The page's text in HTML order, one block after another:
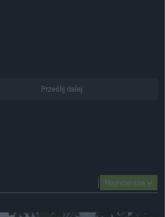
Prześlij dalej
Najnowsze